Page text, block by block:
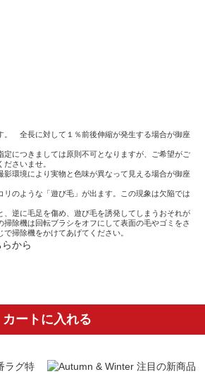
。 全長に対して１％前後伸縮が発生する場合が御座
につきましては原則不可となりますが、ご希望がご
さいませ。
環境により実物と色味が異なって見える場合が御座
のような「遊び毛」が出ます。この現象は欠陥では
、逆に毛足を傷め、遊び毛を誘発してしまうおそれが
掃除機は回転ブラシをオフにして表面の毛やゴミをさ
掃除機をかけてあげてください。
らから
カートに入れる